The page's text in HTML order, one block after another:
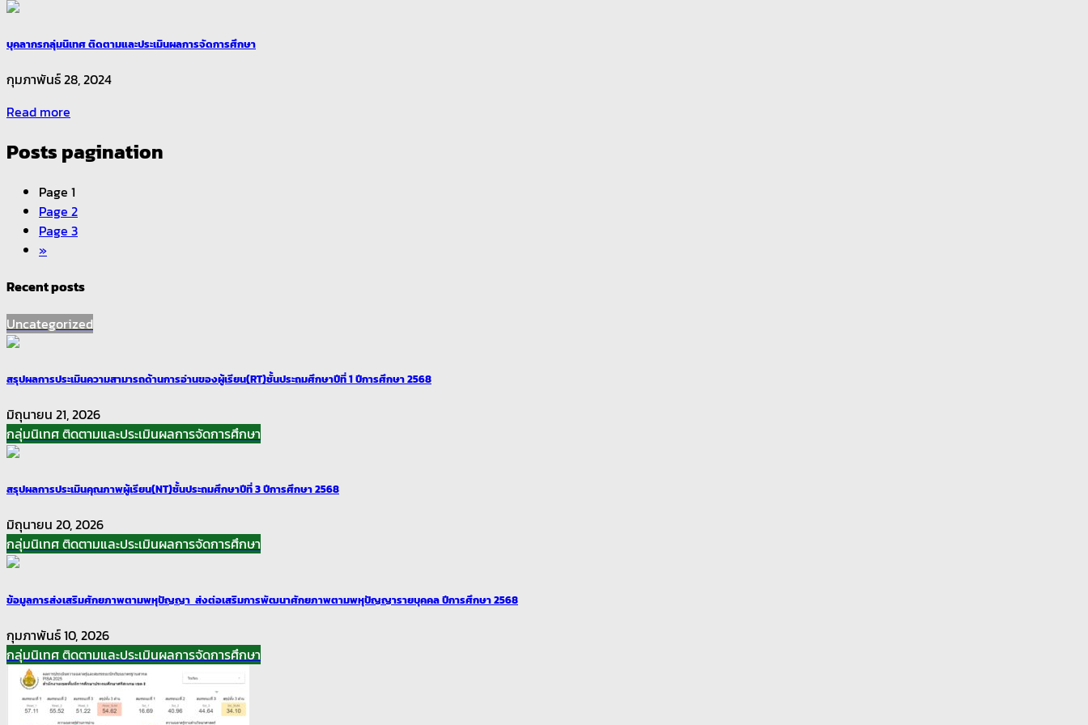
บุคลากรกลุ่มนิเทศ ติดตามและประเมินผลการจัดการศึกษา
กุมภาพันธ์ 28, 2024
Read more
Posts pagination
Page 1
Page 2
Page 3
»
Recent posts
Uncategorized
สรุปผลการประเมินความสามารถด้านการอ่านของผู้เรียน(RT)ชั้นประถมศึกษาปีที่ 1 ปีการศึกษา 2568
มิถุนายน 21, 2026
กลุ่มนิเทศ ติดตามและประเมินผลการจัดการศึกษา
สรุปผลการประเมินคุณภาพผู้เรียน(NT)ชั้นประถมศึกษาปีที่ 3 ปีการศึกษา 2568
มิถุนายน 20, 2026
กลุ่มนิเทศ ติดตามและประเมินผลการจัดการศึกษา
ข้อมูลการส่งเสริมศักยภาพตามพหุปัญญา ส่งต่อเสริมการพัฒนาศักยภาพตามพหุปัญญารายบุคคล ปีการศึกษา 2568
กุมภาพันธ์ 10, 2026
กลุ่มนิเทศ ติดตามและประเมินผลการจัดการศึกษา